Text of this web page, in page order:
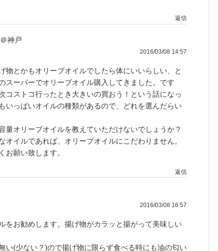
返信
神戸
2016/03/08 14:57
物とかもオリーブオイルでしたら体にいいらしい、と
スーパーでオリーブオイル購入してきました。です
コストコ行ったとき大きいの買おう！という話になっ
いっぱいオイルの種類があるので、どれを選んだらい
量オリーブオイルを教えていただけないでしょうか？
オイルであれば、オリーブオイルにこだわりません。
お願い致します。
返信
2016/03/08 16:57
をお勧めします。揚げ物がカラッと揚がって美味しい
い(少ない？)ので揚げ物に限らず食べる時にも油の匂い